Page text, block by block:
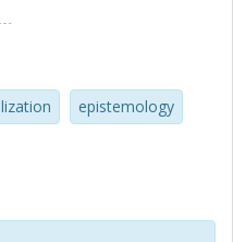
epistemology